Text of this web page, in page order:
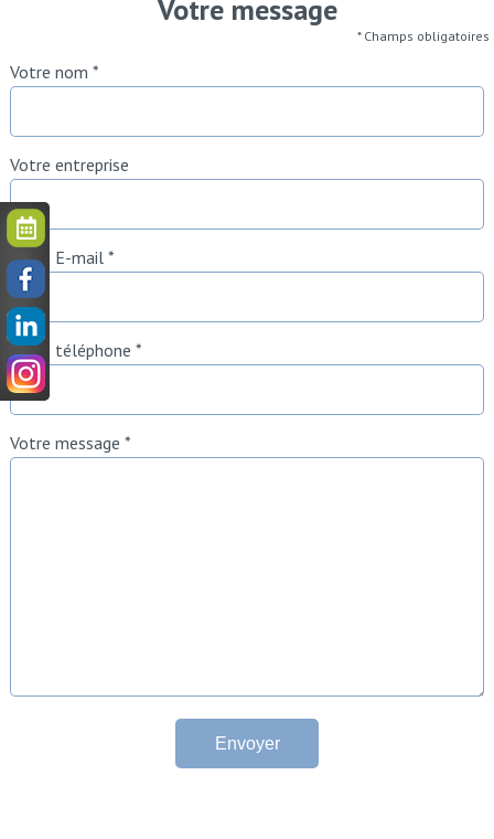
Votre message
* Champs obligatoires
Votre nom *
Votre entreprise
Votre E-mail *
Votre téléphone *
Votre message *